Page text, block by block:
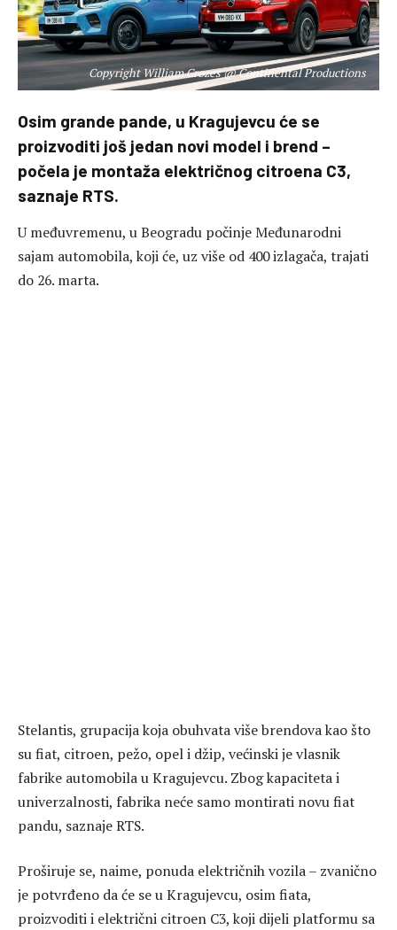
Copyright William Crozes @ Continental Productions
Osim grande pande, u Kragujevcu će se
proizvoditi još jedan novi model i brend –
počela je montaža električnog citroena C3,
saznaje RTS.
U međuvremenu, u Beogradu počinje Međunarodni
sajam automobila, koji će, uz više od 400 izlagača, trajati
do 26. marta.
Stelantis, grupacija koja obuhvata više brendova kao što
su fiat, citroen, pežo, opel i džip, većinski je vlasnik
fabrike automobila u Kragujevcu. Zbog kapaciteta i
univerzalnosti, fabrika neće samo montirati novu fiat
pandu, saznaje RTS.
Proširuje se, naime, ponuda električnih vozila – zvanično
je potvrđeno da će se u Kragujevcu, osim fiata,
proizvoditi i električni citroen C3, koji dijeli platformu sa